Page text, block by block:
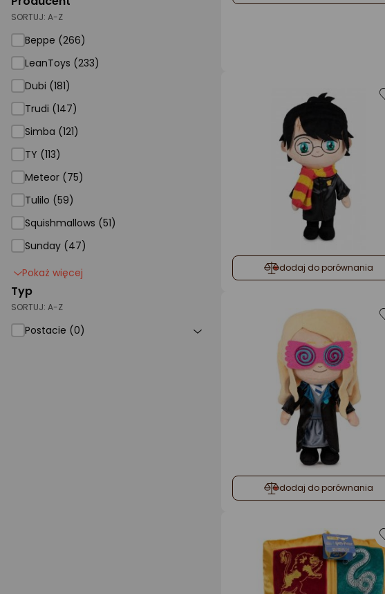
Supermarket
Strefa marek
SORTUJ: A-Z
Beppe (266)
LeanToys (233)
Dubi (181)
Trudi (147)
Simba (121)
TY (113)
Meteor (75)
Tulilo (59)
Squishmallows (51)
Sunday (47)
Pokaż więcej
Typ
SORTUJ: A-Z
Postacie (0)
dodaj do porównania
dodaj do porównania